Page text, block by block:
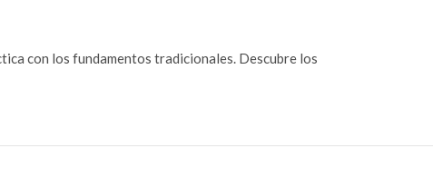
con los fundamentos tradicionales. Descubre los